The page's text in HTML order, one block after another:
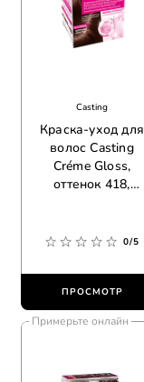
Casting
Краска-уход для
волос Casting
Créme Gloss,
оттенок 418,
0/5
ПРОСМОТР
Примерьте онлайн